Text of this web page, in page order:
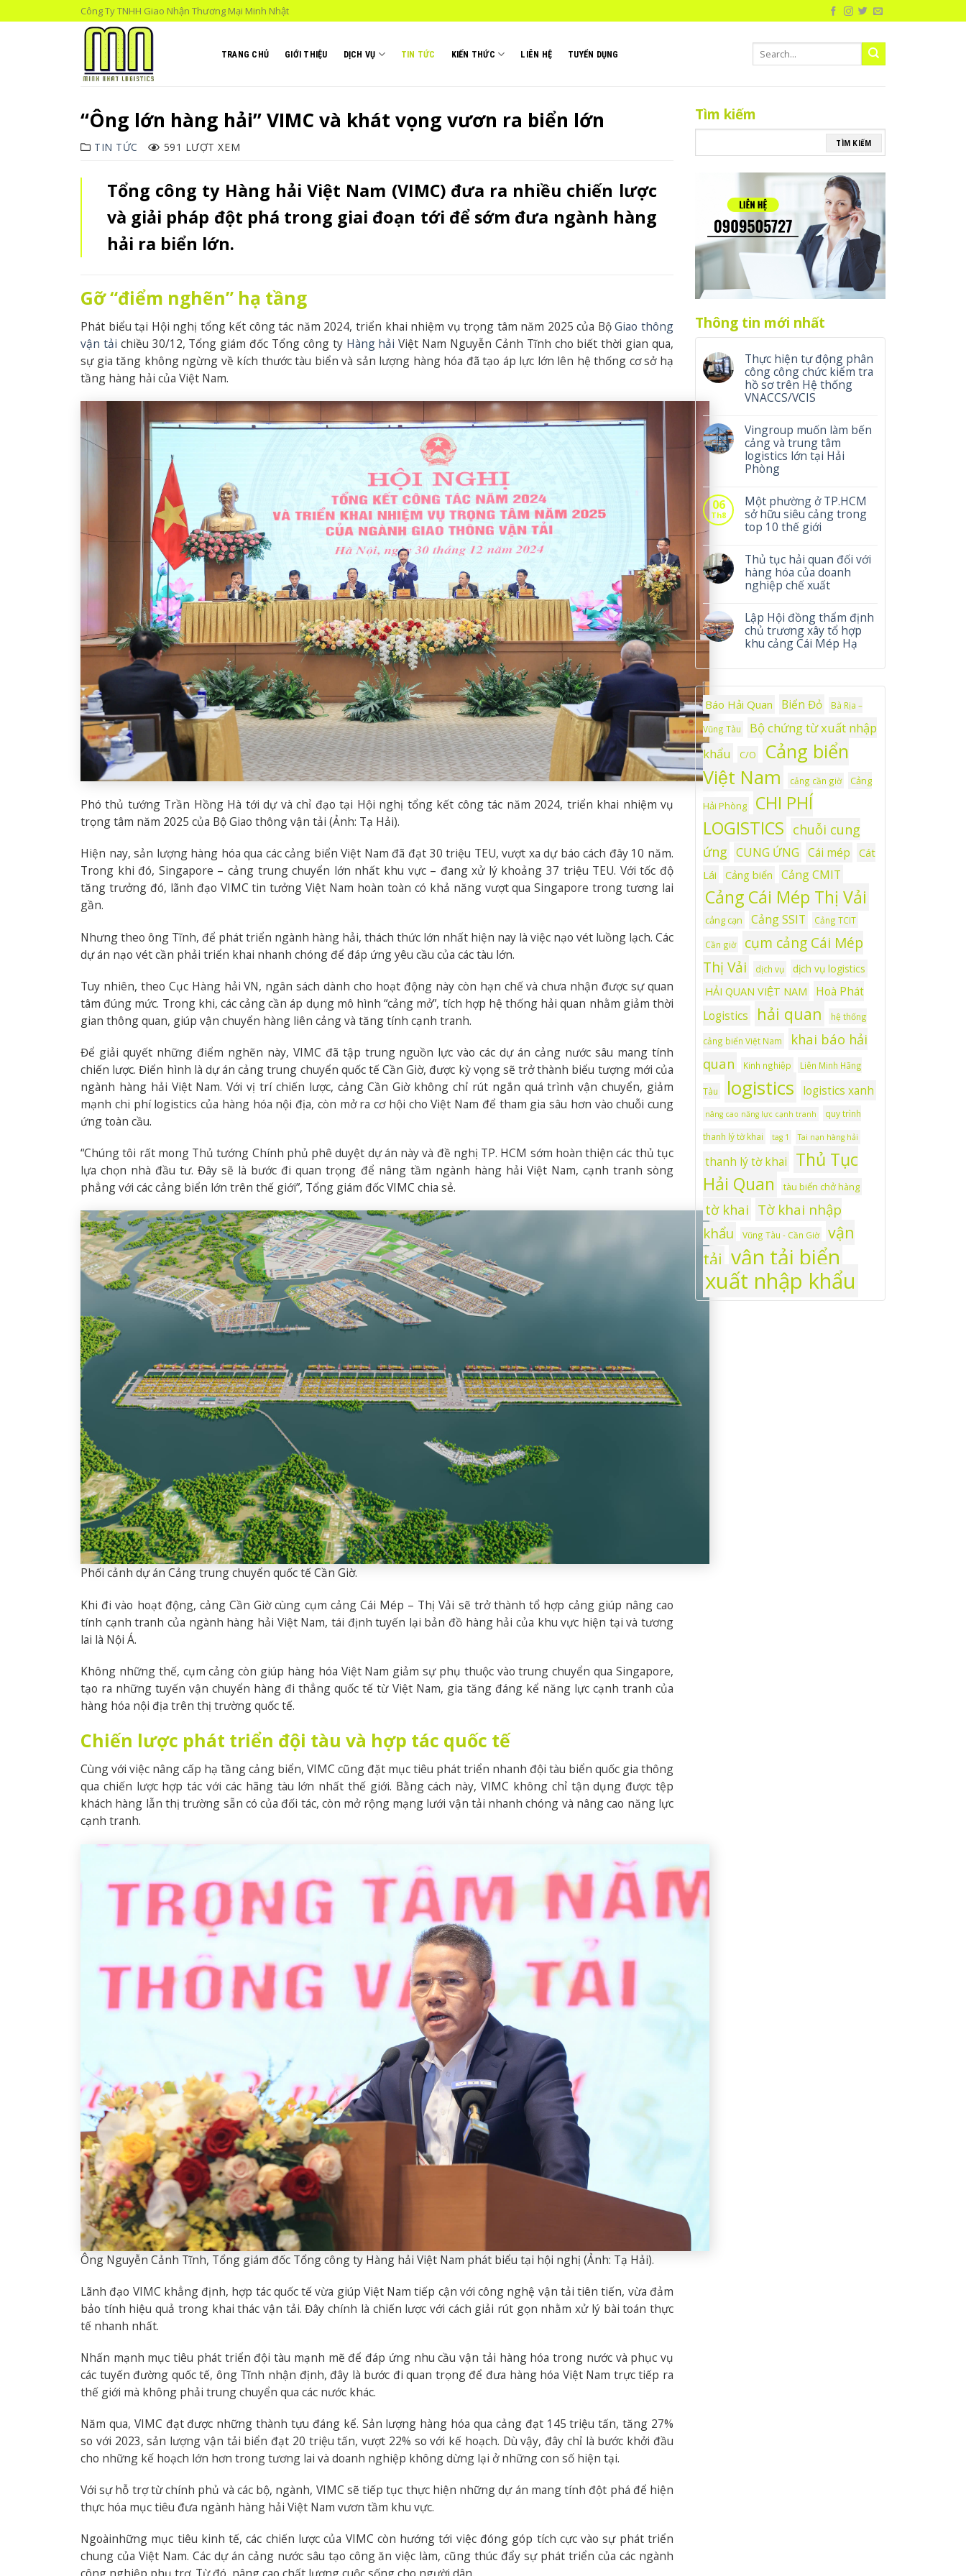
to
Công Ty TNHH Giao Nhận Thương Mại Minh Nhật
TRANG CHỦ GIỚI THIỆU DỊCH VỤ TIN TỨC KIẾN THỨC LIÊN HỆ TUYỂN DỤNG
“Ông lớn hàng hải” VIMC và khát vọng vươn ra biển lớn
TIN TỨC 591 LƯỢT XEM
Tổng công ty Hàng hải Việt Nam (VIMC) đưa ra nhiều chiến lược
và giải pháp đột phá trong giai đoạn tới để sớm đưa ngành hàng
hải ra biển lớn.
Gỡ “điểm nghẽn” hạ tầng
Phát biểu tại Hội nghị tổng kết công tác năm 2024, triển khai nhiệm vụ trọng tâm năm 2025 của BộGiao thông
vận tải chiều 30/12, Tổng giám đốc Tổng công ty Hàng hải Việt Nam Nguyễn Cảnh Tĩnh cho biết thời gian qua,
sự gia tăng không ngừng về kích thước tàu biển và sản lượng hàng hóa đã tạo áp lực lớn lên hệ thống cơ sở hạ
tầng hàng hải của Việt Nam.
Phó thủ tướng Trần Hồng Hà tới dự và chỉ đạo tại Hội nghị tổng kết công tác năm 2024, triển khai nhiệm vụ
trọng tâm năm 2025 của Bộ Giao thông vận tải (Ảnh: Tạ Hải).
Hiện nay, sản lượng hàng hóa qua các cảng biển Việt Nam đã đạt 30 triệu TEU, vượt xa dự báo cách đây 10 năm.
Trong khi đó, Singapore – cảng trung chuyển lớn nhất khu vực – đang xử lý khoảng 37 triệu TEU. Với tốc độ
tăng trưởng đó, lãnh đạo VIMC tin tưởng Việt Nam hoàn toàn có khả năng vượt qua Singapore trong tương lai
gần.
Nhưng theo ông Tĩnh, để phát triển ngành hàng hải, thách thức lớn nhất hiện nay là việc nạo vét luồng lạch. Các
dự án nạo vét cần phải triển khai nhanh chóng để đáp ứng yêu cầu của các tàu lớn.
Tuy nhiên, theo Cục Hàng hải VN, ngân sách dành cho hoạt động này còn hạn chế và chưa nhận được sự quan
tâm đúng mức. Trong khi, các cảng cần áp dụng mô hình “cảng mở”, tích hợp hệ thống hải quan nhằm giảm thời
gian thông quan, giúp vận chuyển hàng liên cảng và tăng tính cạnh tranh.
Để giải quyết những điểm nghẽn này, VIMC đã tập trung nguồn lực vào các dự án cảng nước sâu mang tính
chiến lược. Điển hình là dự án cảng trung chuyển quốc tế Cần Giờ, được kỳ vọng sẽ trở thành biểu tượng mới của
ngành hàng hải Việt Nam. Với vị trí chiến lược, cảng Cần Giờ không chỉ rút ngắn quá trình vận chuyển, giảm
mạnh chi phí logistics của hàng hóa nội địa, còn mở ra cơ hội cho Việt Nam để tham gia sâu hơn vào chuỗi cung
ứng toàn cầu.
“Chúng tôi rất mong Thủ tướng Chính phủ phê duyệt dự án này và đề nghị TP. HCM sớm hoàn thiện các thủ tục
lựa chọn nhà đầu tư. Đây sẽ là bước đi quan trọng để nâng tầm ngành hàng hải Việt Nam, cạnh tranh sòng
phẳng với các cảng biển lớn trên thế giới”, Tổng giám đốc VIMC chia sẻ.
Phối cảnh dự án Cảng trung chuyển quốc tế Cần Giờ.
Khi đi vào hoạt động, cảng Cần Giờ cùng cụm cảng Cái Mép – Thị Vải sẽ trở thành tổ hợp cảng giúp nâng cao
tính cạnh tranh của ngành hàng hải Việt Nam, tái định tuyến lại bản đồ hàng hải của khu vực hiện tại và tương
lai là Nội Á.
Không những thế, cụm cảng còn giúp hàng hóa Việt Nam giảm sự phụ thuộc vào trung chuyển qua Singapore,
tạo ra những tuyến vận chuyển hàng đi thẳng quốc tế từ Việt Nam, gia tăng đáng kể năng lực cạnh tranh của
hàng hóa nội địa trên thị trường quốc tế.
Chiến lược phát triển đội tàu và hợp tác quốc tế
Cùng với việc nâng cấp hạ tầng cảng biển, VIMC cũng đặt mục tiêu phát triển nhanh đội tàu biển quốc gia thông
qua chiến lược hợp tác với các hãng tàu lớn nhất thế giới. Bằng cách này, VIMC không chỉ tận dụng được tệp
khách hàng lẫn thị trường sẵn có của đối tác, còn mở rộng mạng lưới vận tải nhanh chóng và nâng cao năng lực
cạnh tranh.
Ông Nguyễn Cảnh Tĩnh, Tổng giám đốc Tổng công ty Hàng hải Việt Nam phát biểu tại hội nghị (Ảnh: Tạ Hải).
Lãnh đạo VIMC khẳng định, hợp tác quốc tế vừa giúp Việt Nam tiếp cận với công nghệ vận tải tiên tiến, vừa đảm
bảo tính hiệu quả trong khai thác vận tải. Đây chính là chiến lược với cách giải rút gọn nhằm xử lý bài toán thực
tế nhanh nhất.
Nhấn mạnh mục tiêu phát triển đội tàu mạnh mẽ để đáp ứng nhu cầu vận tải hàng hóa trong nước và phục vụ
các tuyến đường quốc tế, ông Tĩnh nhận định, đây là bước đi quan trọng để đưa hàng hóa Việt Nam trực tiếp ra
thế giới mà không phải trung chuyển qua các nước khác.
Năm qua, VIMC đạt được những thành tựu đáng kể. Sản lượng hàng hóa qua cảng đạt 145 triệu tấn, tăng 27%
so với 2023, sản lượng vận tải biển đạt 20 triệu tấn, vượt 22% so với kế hoạch. Dù vậy, đây chỉ là bước khởi đầu
cho những kế hoạch lớn hơn trong tương lai và doanh nghiệp không dừng lại ở những con số hiện tại.
Với sự hỗ trợ từ chính phủ và các bộ, ngành, VIMC sẽ tiếp tục thực hiện những dự án mang tính đột phá để hiện
thực hóa mục tiêu đưa ngành hàng hải Việt Nam vươn tầm khu vực.
Ngoàinhững mục tiêu kinh tế, các chiến lược của VIMC còn hướng tới việc đóng góp tích cực vào sự phát triển
chung của Việt Nam. Các dự án cảng nước sâu tạo công ăn việc làm, cũng thúc đẩy sự phát triển của các ngành
Tìm kiếm
TÌM KIẾM
Thông tin mới nhất
Thực hiện tự động phân
công công chức kiểm tra
hồ sơ trên Hệ thống
VNACCS/VCIS
Vingroup muốn làm bến
cảng và trung tâm
logistics lớn tại Hải
Phòng
06
Th8
Một phường ở TP.HCM
sở hữu siêu cảng trong
top 10 thế giới
Thủ tục hải quan đối với
hàng hóa của doanh
nghiệp chế xuất
Lập Hội đồng thẩm định
chủ trương xây tổ hợp
khu cảng Cái Mép Hạ
Báo Hải Quan Biển Đỏ Bà Rịa –
Vũng Tàu
Bộ chứng từ xuất nhập
khẩu
C/O
Cảng biển
Việt Nam
cảng cần giờ
Cảng
Hải Phòng
CHI PHÍ
LOGISTICS chuỗi cung
ứng CUNG ỨNG Cái mép
Cát
Lái
Cảng biển Cảng CMIT
Cảng Cái Mép Thị Vải
cảng cạn Cảng SSIT Cảng TCIT
Cần giờ
cụm cảng Cái Mép
Thị Vải
dịch vụ
dịch vụ logistics
HẢI QUAN VIỆT NAM
Hoà Phát
Logistics
hải quan hệ thống
cảng biển Việt Nam
khai báo hải
quan
Kinh nghiệp Liên Minh Hãng
Tàu logistics logistics xanh
nâng cao năng lực cạnh tranh
quy trình
thanh lý tờ khai
tag 1 Tai nạn hàng hải
thanh lý tờ khai
Thủ Tục
Hải Quan
tàu biển chở hàng
tờ khai Tờ khai nhập
khẩu
Vũng Tàu - Cần Giờ
vận
tải vận tải biển
xuất nhập khẩu